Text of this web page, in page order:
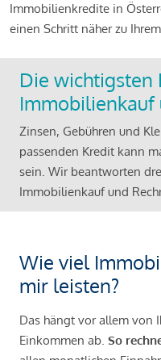
Immobilienkredite in
einen Schritt näher zu
Die wichtigsten
Immobilienkauf
Zinsen, Gebühren und
passenden Kredit kann
sein. Wir beantworten
Immobilienkauf und
Wie viel
mir leisten?
Das hängt vor allem von
Einkommen ab. So